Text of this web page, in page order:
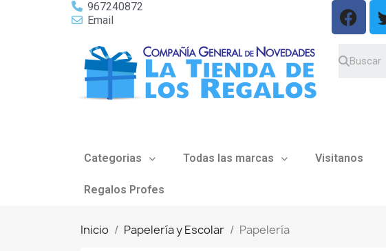
967240872
Email
Categorias Todas las marcas Visitanos
Regalos Profes
Inicio Papelería y Escolar Papelería